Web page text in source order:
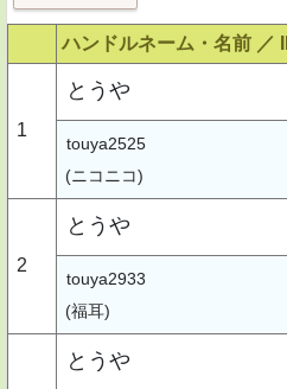
ハンドルネーム・名前 ／
1
とうや
touya2525
(ニコニコ)
2
とうや
touya2933
(福耳)
とうや